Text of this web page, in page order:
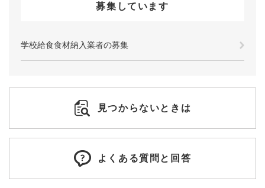
募集しています
学校給食食材納入業者の募集
見つからないときは
よくある質問と回答